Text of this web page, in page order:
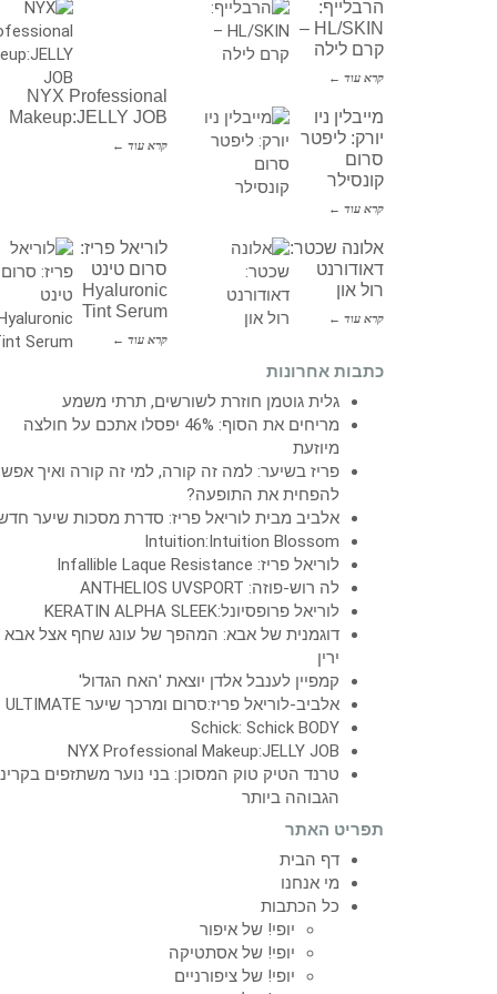
NYX Professional
Makeup:JELLY JOB
קרא עוד ←
הרבלייף:
HL/SKIN –
קרם לילה
קרא עוד ←
מייבלין ניו
יורק: ליפטר
סרום
קונסילר
קרא עוד ←
לוריאל פריז:
סרום טינט
Hyaluronic
Tint Serum
קרא עוד ←
אלונה שכטר:
דאודורנט
רול און
קרא עוד ←
כתבות אחרונות
גלית גוטמן חוזרת לשורשים, תרתי משמע
מריחים את הסוף: 46% יפסלו אתכם על חולצה
מיוזעת
פריז בשיער: למה זה קורה, למי זה קורה ואיך
להפחית את התופעה?
אלביב מבית לוריאל פריז: סדרת מסכות שיער
Intuition:Intuition Blossom
לוריאל פריז: Infallible Laque Resistance
לה רוש-פוזה: ANTHELIOS UVSPORT
לוריאל פרופסיונל:KERATIN ALPHA SLEEK
דוגמנית של אבא: המהפך של עונג שחף אצל אבא
ירין
קמפיין לענבל אלדן יוצאת 'האח הגדול'
אלביב-לוריאל פריז:סרום ומרכך שיער ULTIMATE
Schick: Schick BODY
NYX Professional Makeup:JELLY JOB
טרנד הטיק טוק המסוכן: בני נוער משתזפים
הגבוהה ביותר
תפריט האתר
דף הבית
מי אנחנו
כל הכתבות
יופי! של איפור
יופי! של אסתטיקה
יופי! של ציפורניים